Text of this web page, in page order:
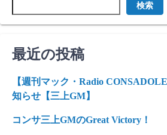
検索
最近の投稿
【週刊マック・Radio
知らせ【三上GM】
コンサ三上GMのGreat Victory！